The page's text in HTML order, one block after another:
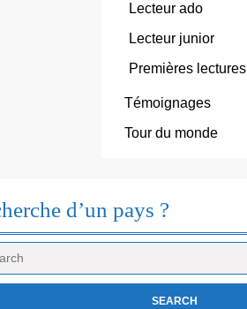
Lecteur ado
Lecteur junior
Premières lectures
Témoignages
Tour du monde
d’un pays ?